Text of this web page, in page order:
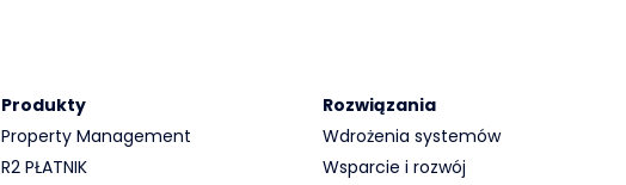
Produkty
Property Management
R2 PŁATNIK
Rozwiązania
Wdrożenia systemów
Wsparcie i rozwój